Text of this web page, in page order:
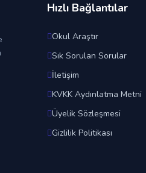
Hızlı Bağlantılar
Okul Araştır
Sık Sorulan Sorular
İletişim
KVKK Aydınlatma Metni
Üyelik Sözleşmesi
Gizlilik Politikası